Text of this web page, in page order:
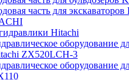
часть для экскаваторов
Hitachi
оборудование
ZX520LCH-3
оборудование